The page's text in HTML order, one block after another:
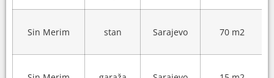
Sin Merim stan Sarajevo 70 m2